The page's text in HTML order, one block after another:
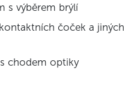
s výběrem brýlí
čoček a jiných
chodem optiky